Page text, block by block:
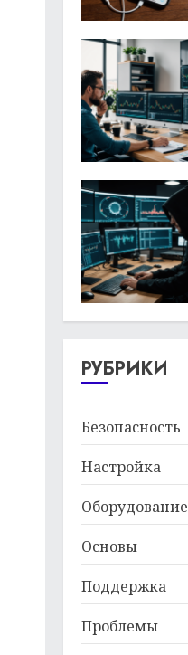
РУБРИКИ
Безопасность
Настройка
Оборудование
Основы
Поддержка
Проблемы